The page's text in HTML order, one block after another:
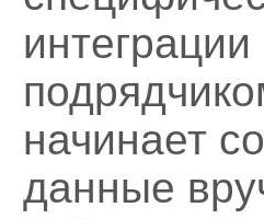
начинает
данные